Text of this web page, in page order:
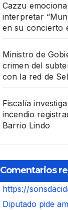
Cazzu
interpretar
en su concierto
Ministro de
crimen del
con la red de
Fiscalía
incendio
Barrio Lindo
Comentarios
https://
Diputado pide